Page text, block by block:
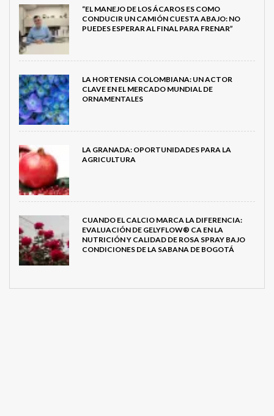
“EL MANEJO DE LOS ÁCAROS ES COMO
CONDUCIR UN CAMIÓN CUESTA ABAJO: NO
PUEDES ESPERAR AL FINAL PARA FRENAR”
LA HORTENSIA COLOMBIANA: UN ACTOR
CLAVE EN EL MERCADO MUNDIAL DE
ORNAMENTALES
LA GRANADA: OPORTUNIDADES PARA LA
AGRICULTURA
CUANDO EL CALCIO MARCA LA DIFERENCIA:
EVALUACIÓN DE GELYFLOW® CA EN LA
NUTRICIÓN Y CALIDAD DE ROSA SPRAY BAJO
CONDICIONES DE LA SABANA DE BOGOTÁ